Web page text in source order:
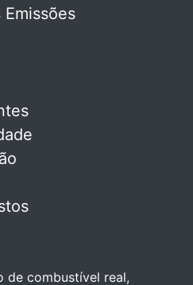
Emissões
de combustível real,